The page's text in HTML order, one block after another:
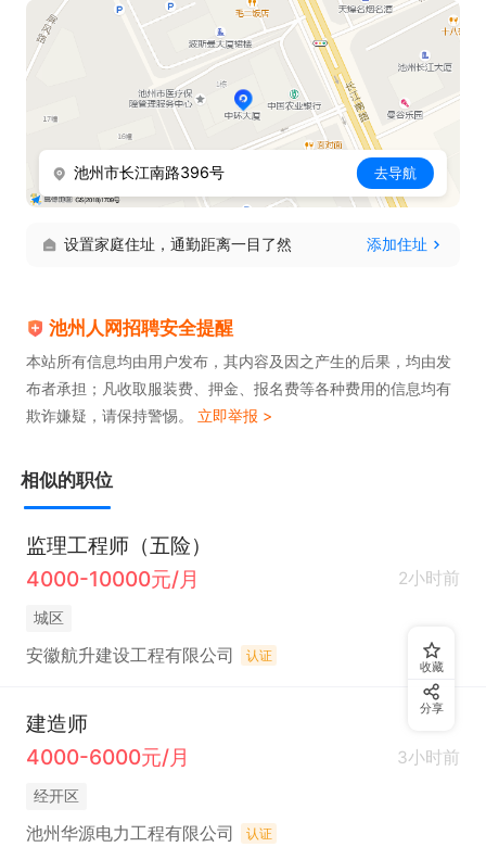
任职资格：
1、专科及以上学历，工程管理相关专业，持建造师证
书者优先 ；
2、5年以上现场相关工作经验，3年以上管理工作经
验 ；
3、具有良好的计划、组织、协调、沟通能力；
5、有建造师证和工程师证者优先
池州市长江南路396号 去导航
设置家庭住址，通勤距离一目了然 添加住址
池州人网招聘安全提醒
本站所有信息均由用户发布，其内容及因之产生的后果，均由发
布者承担；凡收取服装费、押金、报名费等各种费用的信息均有
欺诈嫌疑，请保持警惕。 立即举报 >
相似的职位
监理工程师（五险）
4000-10000元/月
2小时前
城区
安徽航升建设工程有限公司 认证
建造师
4000-6000元/月
3小时前
经开区
池州华源电力工程有限公司 认证
收藏
分享